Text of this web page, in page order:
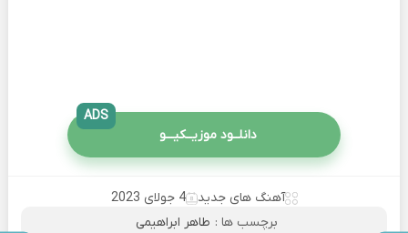
دانلــود موزیــکیـــو
ADS
آهنگ های جدید
4 جولای 2023
برچسب ها : طاهر ابراهیمی